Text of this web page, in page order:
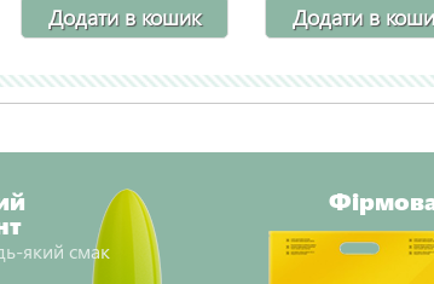
Додати в кошик
Додати в
який смак